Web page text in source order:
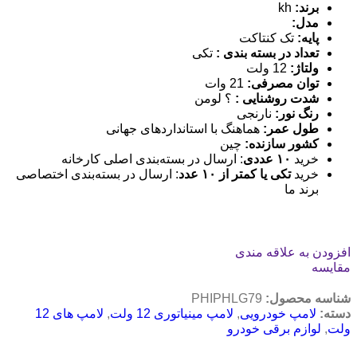
برند:
مدل:
پایه: تک کنتاکت
تعداد در بسته بندی : تکی
ولتاژ :
توان مصرفی: 21 وات
شدت روشنایی : ؟ لومن
رنگ نور : نارنجی
طول عمر : هماهنگ با استانداردهای جهانی
کشور سازنده: چین
خرید ۱۰ عددی
: ارسال در بسته‌بندی اصلی کارخانه
خریدتکی یا کمتر از ۱۰ عدد
: ارسال در بسته‌بندی اختصاصی
برند ما
افزودن به علاقه مندی
مقایسه
شناسه محصول: PHIPHLG79
دسته: لامپ خودرویی, لامپ مینیاتوری 12 ولت ,
لامپ های 12
ولت, لوازم برقی خودرو